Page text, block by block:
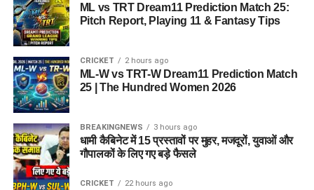
ML vs TRT Dream11 Prediction Match 25:
Pitch Report, Playing 11 & Fantasy Tips
CRICKET 2 hours ago
ML-W vs TRT-W Dream11 Prediction Match
25 | The Hundred Women 2026
BREAKINGNEWS 3 hours ago
धामी कैबिनेट में 15 प्रस्तावों पर मुहर, मजदूरों, युवाओं और
गौपालकों के लिए गए बड़े फैसले
CRICKET 22 hours ago